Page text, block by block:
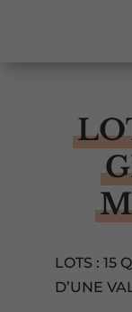
LOTS : 15
D’UNE